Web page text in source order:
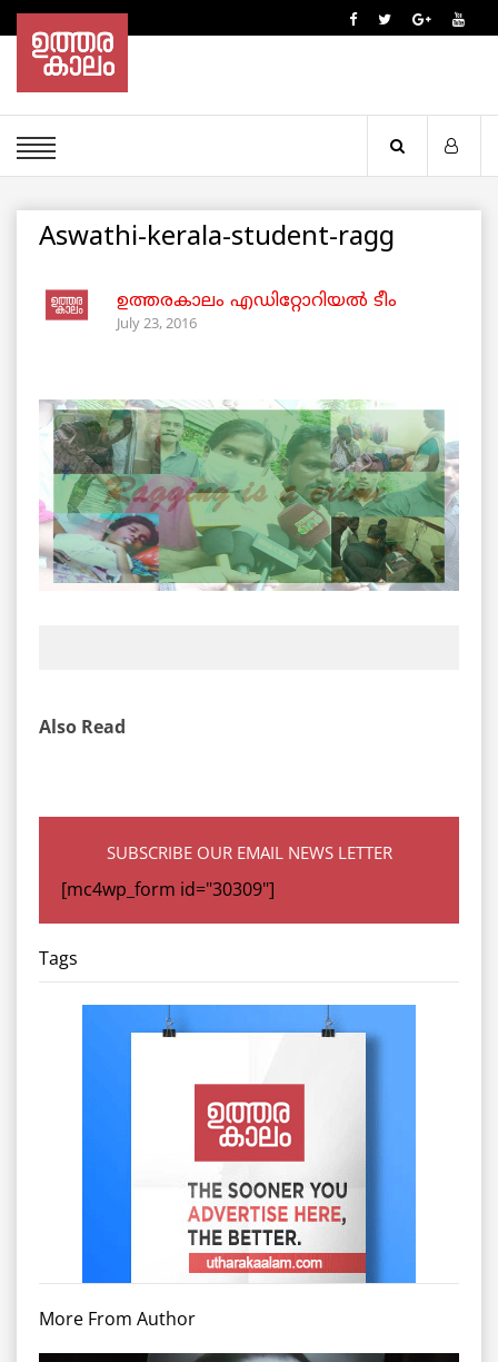
Aswathi-kerala-student-ragg
ഉത്തരകാലം എഡിറ്റോറിയല്‍ ടീം
July 23, 2016
Also Read
SUBSCRIBE OUR EMAIL NEWS LETTER
[mc4wp_form id="30309"]
Tags
More From Author